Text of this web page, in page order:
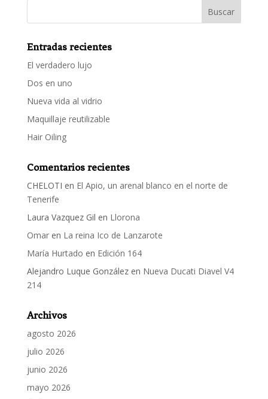
Entradas recientes
El verdadero lujo
Dos en uno
Nueva vida al vidrio
Maquillaje reutilizable
Hair Oiling
Comentarios recientes
CHELOTI en El Apio, un arenal blanco en el norte de
Tenerife
Laura Vazquez Gil en Llorona
Omaren La reina Ico de Lanzarote
María Hurtado en Edición 164
Alejandro Luque Gonzálezen Nueva Ducati Diavel V4
214
Archivos
agosto 2026
julio 2026
junio 2026
mayo 2026